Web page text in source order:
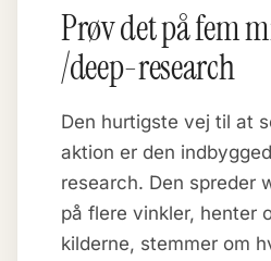
Prøv det på fem
/deep-research
Den hurtigste vej til at
aktion er den
research. Den spreder
på flere vinkler, henter
kilderne, stemmer om